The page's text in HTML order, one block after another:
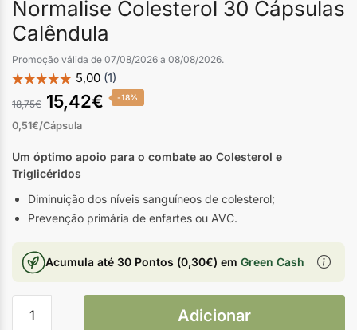
Normalise Colesterol 30 Cápsulas
Calêndula
Promoção válida de 07/08/2026 a 08/08/2026.
18,75€ 15,42€
0,51€/Cápsula
-18%
Um óptimo apoio para o combate ao Colesterol e
Triglicéridos
Diminuição dos níveis sanguíneos de colesterol;
Prevenção primária de enfartes ou AVC.
Acumula até 30 Pontos (0,30€) em Green Cash
Adicionar